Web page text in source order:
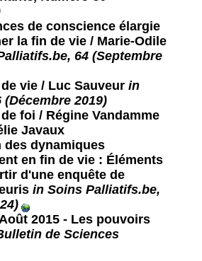
de conscience élargie
la fin de vie / Marie-Odile
64 (Septembre
vie / Luc Sauveur in
2019)
foi / Régine Vandamme
Javaux
des dynamiques
en fin de vie : Éléments
d'une enquête de
in Soins Palliatifs.be,
2015 - Les pouvoirs
de Sciences